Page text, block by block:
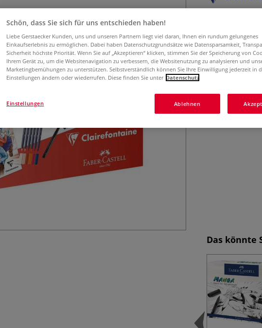
Manga Starter Set
Zeichenblättern,
Skizzen, Linien
Das könnte
Schön, dass Sie sich für uns entschieden haben!
Liebe Gerstaecker Kunden, uns und unseren Partnern liegt viel daran, Ihnen ein rundum gelungenes
Einkaufserlebnis zu ermöglichen. Dabei haben Datenschutzgrundsätze wie Datensparsamkeit,
Sicherheit höchste Priorität. Wenn Sie auf „Akzeptieren“ klicken, stimmen Sie der Speicherung von
Ihrem Gerät zu, um die Websitenavigation zu verbessern, die Websitenutzung zu analysieren und
Marketingbemühungen zu unterstützen. Selbstverständlich können Sie Ihre Einwilligung jederzeit in
Einstellungen ändern oder wiederrufen. Diese finden Sie unter Datenschutz
Ablehnen
Einstellungen